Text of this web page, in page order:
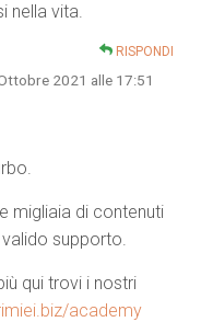
nella vita.
RISPONDI
2021 alle 17:51
migliaia di contenuti
supporto.
qui trovi i nostri
academy